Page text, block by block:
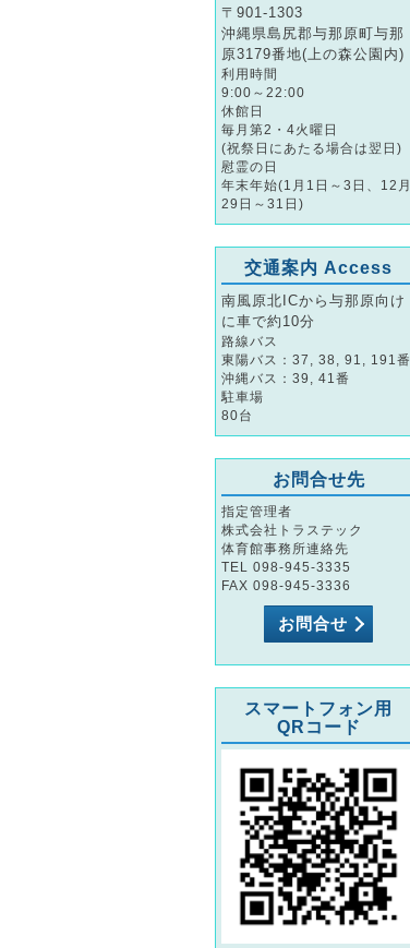
〒901-1303
沖縄県島尻郡与那原町与那
原3179番地(上の森公園内)
利用時間
9:00～22:00
休館日
毎月第2・4火曜日
(祝祭日にあたる場合は翌日)
慰霊の日
年末年始(1月1日～3日、12月
29日～31日)
交通案内 Access
南風原北ICから与那原向け
に車で約10分
路線バス
東陽バス：37, 38, 91, 191番
沖縄バス：39, 41番
駐車場
80台
お問合せ先
指定管理者
株式会社トラステック
体育館事務所連絡先
TEL 098-945-3335
FAX 098-945-3336
お問合せ
スマートフォン用
QRコード